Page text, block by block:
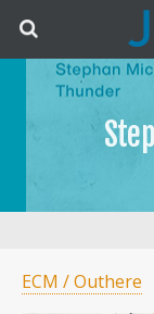
ECM / Outhere